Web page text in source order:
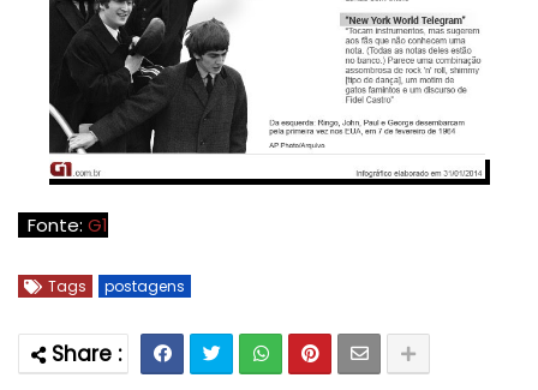
Fonte: G1
Tags postagens